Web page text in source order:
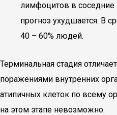
лимфоцитов в
прогноз ухудшается. В
40 – 60% людей.
Терминальная стадия
поражениями внутренних
атипичных клеток по всему
на этом этапе невозможно.